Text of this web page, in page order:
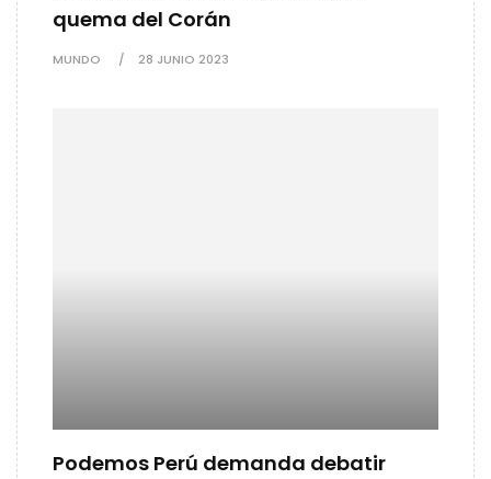
quema del Corán
MUNDO 28 JUNIO 2023
Podemos Perú demanda debatir